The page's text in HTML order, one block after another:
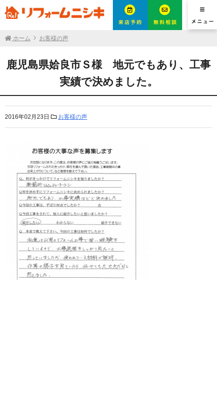
ホーム お客様の声
鹿児島県姶良市Ｓ様 地元でもあり、工事
実績で決めました。
2016年02月23日 お客様の声